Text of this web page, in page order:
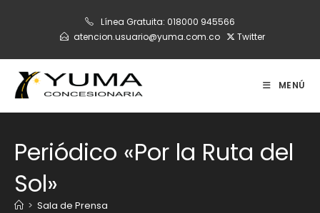
Línea Gratuita: 018000 945566
atencion.usuario@yuma.com.co
Twitter
MENÚ
Periódico «Por la Ruta del
Sol»
> Sala de Prensa